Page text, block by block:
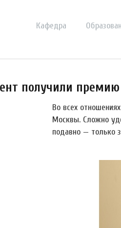
Кафедра
получили премию
Во всех
Москвы. Сложно
подавно — только